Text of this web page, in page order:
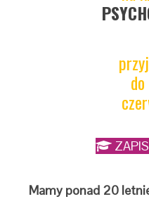
Mamy ponad 20